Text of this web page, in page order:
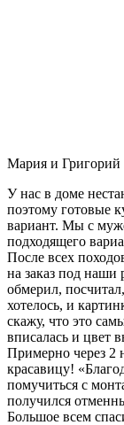
Мария и Григорий
У нас в доме
поэтому готовые
вариант. Мы с
подходящего
После всех
на заказ под наши
обмерил,
хотелось, и
скажу, что это
вписалась и цвет
Примерно через 2
красавицу!
помучиться с
получился
Большое всем